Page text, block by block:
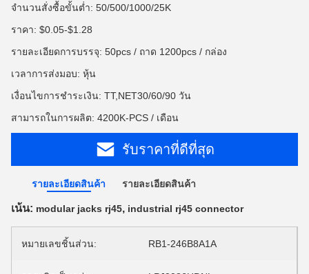
จำนวนสั่งซื้อขั้นต่ำ: 50/500/1000/25K
ราคา: $0.05-$1.28
รายละเอียดการบรรจุ: 50pcs / ถาด 1200pcs / กล่อง
เวลาการส่งมอบ: หุ้น
เงื่อนไขการชำระเงิน: TT,NET30/60/90 วัน
สามารถในการผลิต: 4200K-PCS / เดือน
รับราคาที่ดีที่สุด
รายละเอียดสินค้า รายละเอียดสินค้า
เน้น: modular jacks rj45, industrial rj45 connector
หมายเลขชิ้นส่วน: RB1-246B8A1A